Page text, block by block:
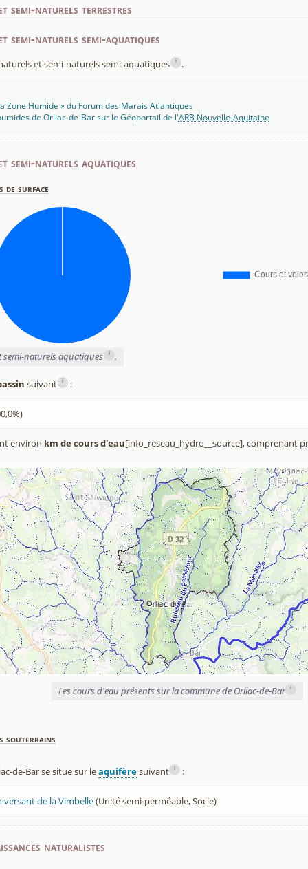
semi-naturels terrestres
naturels semi-aquatiques
et semi-naturels semi-aquatiques i .
Zone Humide » du Forum des Marais Atlantiques
de Orliac-de-Bar sur le Géoportail de l'ARB Nouvelle-Aquitaine
semi-naturels aquatiques
de surface
semi-naturels aquatiques i .
suivant i :
environ km de cours d'eau[info_reseau_hydro__source], comprenant
Les cours d'eau présents sur la commune de Orliac-de-Bar i
souterrains
de-Bar se situe sur leaquifèresuivant i :
versant de la Vimbelle(Unité semi-perméable, Socle)
naturalistes